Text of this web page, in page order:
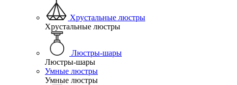
Хрустальные люстры
Хрустальные люстры
Люстры-шары
Люстры-шары
Умные люстры
Умные люстры